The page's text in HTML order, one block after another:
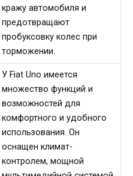
кражу автомобиля и
предотвращают
пробуксовку колес при
торможении.
У Fiat Uno имеется
множество функций и
возможностей для
комфортного и удобного
использования. Он
оснащен климат-
контролем, мощной